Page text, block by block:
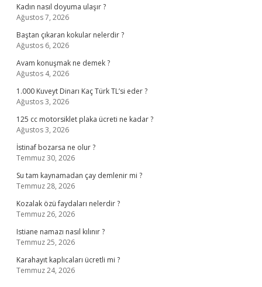
Kadın nasıl doyuma ulaşır ?
Ağustos 7, 2026
Baştan çıkaran kokular nelerdir ?
Ağustos 6, 2026
Avam konuşmak ne demek ?
Ağustos 4, 2026
1.000 Kuveyt Dinarı Kaç Türk TL’si eder ?
Ağustos 3, 2026
125 cc motorsiklet plaka ücreti ne kadar ?
Ağustos 3, 2026
İstinaf bozarsa ne olur ?
Temmuz 30, 2026
Su tam kaynamadan çay demlenir mi ?
Temmuz 28, 2026
Kozalak özü faydaları nelerdir ?
Temmuz 26, 2026
Istiane namazı nasıl kılınır ?
Temmuz 25, 2026
Karahayıt kaplıcaları ücretli mi ?
Temmuz 24, 2026